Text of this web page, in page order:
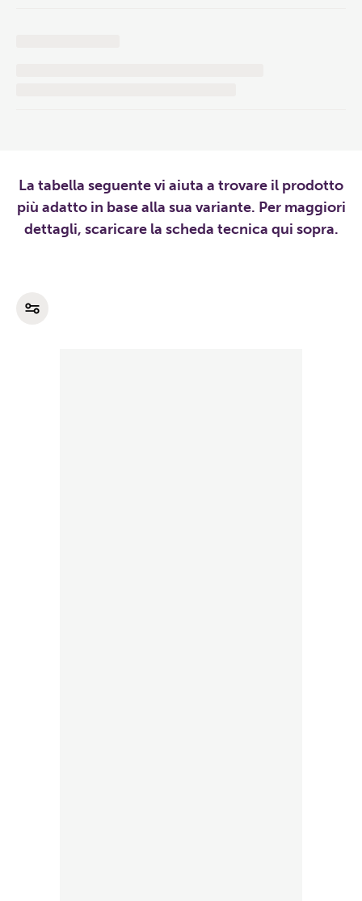
La tabella seguente vi aiuta a trovare il prodotto
più adatto in base alla sua variante. Per maggiori
dettagli, scaricare la scheda tecnica qui sopra.